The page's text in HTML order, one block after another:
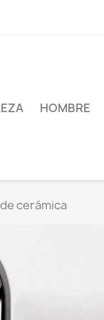
HOMBRE
cerámica